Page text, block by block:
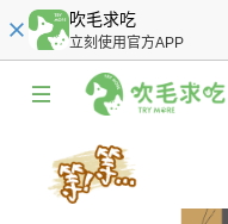
吹毛求吃
立刻使用官方APP